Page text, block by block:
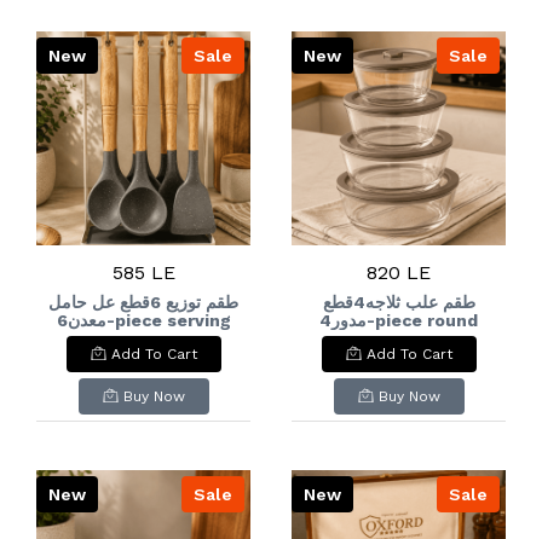
Sale
New
585 LE
طقم توزيع 6قطع عل حامل
معدن6-piece serving
set on a metal stand
Add To Cart
Buy Now
Sale
New
820 LE
طقم علب ثلاجه4قطع
مدور4-piece round
refrigerator
container set
Add To Cart
Buy Now
Sale
New Sale
New